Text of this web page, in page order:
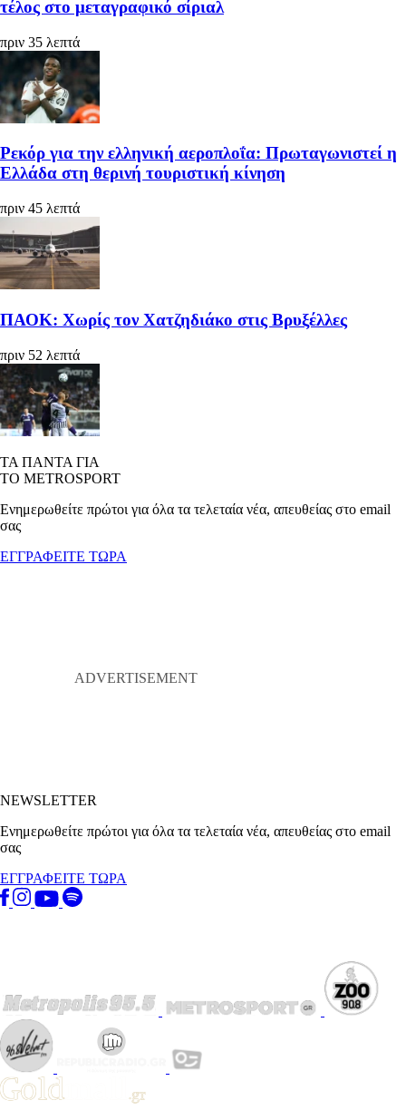
τέλος στο μεταγραφικό σίριαλ
πριν 35 λεπτά
Ρεκόρ για την ελληνική αεροπλοΐα: Πρωταγωνιστεί η
Ελλάδα στη θερινή τουριστική κίνηση
πριν 45 λεπτά
ΠΑΟΚ: Χωρίς τον Χατζηδιάκο στις Βρυξέλλες
πριν 52 λεπτά
ΤΑ ΠΑΝΤΑ ΓΙΑ
ΤΟ METROSPORT
Ενημερωθείτε πρώτοι για όλα τα τελεταία νέα, απευθείας στο email
σας
ΕΓΓΡΑΦΕΙΤΕ ΤΩΡΑ
NEWSLETTER
Ενημερωθείτε πρώτοι για όλα τα τελεταία νέα, απευθείας στο email
σας
ΕΓΓΡΑΦΕΙΤΕ ΤΩΡΑ